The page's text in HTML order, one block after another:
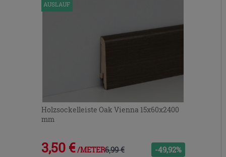
AUSLAUF
Holzsockelleiste Oak Vienna 15x60x2400
mm
3,50 € /METER6,99 € -49,92%